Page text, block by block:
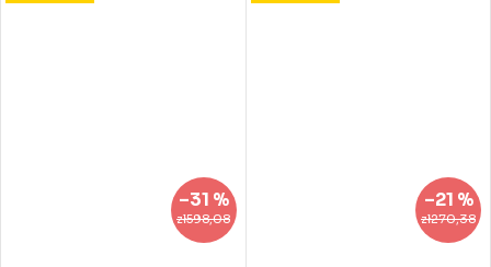
zł598,08
–31 %
zł270,38
–21 %